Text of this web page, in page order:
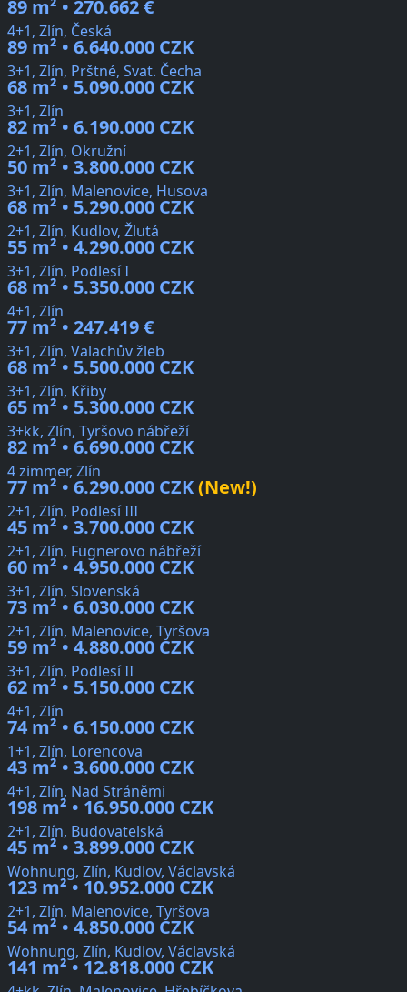
89 m² • 270.662 €
4+1, Zlín, Česká
89 m² • 6.640.000 CZK
3+1, Zlín, Prštné, Svat. Čecha
68 m² • 5.090.000 CZK
3+1, Zlín
82 m² • 6.190.000 CZK
2+1, Zlín, Okružní
50 m² • 3.800.000 CZK
3+1, Zlín, Malenovice, Husova
68 m² • 5.290.000 CZK
2+1, Zlín, Kudlov, Žlutá
55 m² • 4.290.000 CZK
3+1, Zlín, Podlesí I
68 m² • 5.350.000 CZK
4+1, Zlín
77 m² • 247.419 €
3+1, Zlín, Valachův žleb
68 m² • 5.500.000 CZK
3+1, Zlín, Křiby
65 m² • 5.300.000 CZK
3+kk, Zlín, Tyršovo nábřeží
82 m² • 6.690.000 CZK
4 zimmer, Zlín
77 m² • 6.290.000 CZK(New!)
2+1, Zlín, Podlesí III
45 m² • 3.700.000 CZK
2+1, Zlín, Fügnerovo nábřeží
60 m² • 4.950.000 CZK
3+1, Zlín, Slovenská
73 m² • 6.030.000 CZK
2+1, Zlín, Malenovice, Tyršova
59 m² • 4.880.000 CZK
3+1, Zlín, Podlesí II
62 m² • 5.150.000 CZK
4+1, Zlín
74 m² • 6.150.000 CZK
1+1, Zlín, Lorencova
43 m² • 3.600.000 CZK
4+1, Zlín, Nad Stráněmi
198 m² • 16.950.000 CZK
2+1, Zlín, Budovatelská
45 m² • 3.899.000 CZK
Wohnung, Zlín, Kudlov, Václavská
123 m² • 10.952.000 CZK
2+1, Zlín, Malenovice, Tyršova
54 m² • 4.850.000 CZK
Wohnung, Zlín, Kudlov, Václavská
141 m² • 12.818.000 CZK